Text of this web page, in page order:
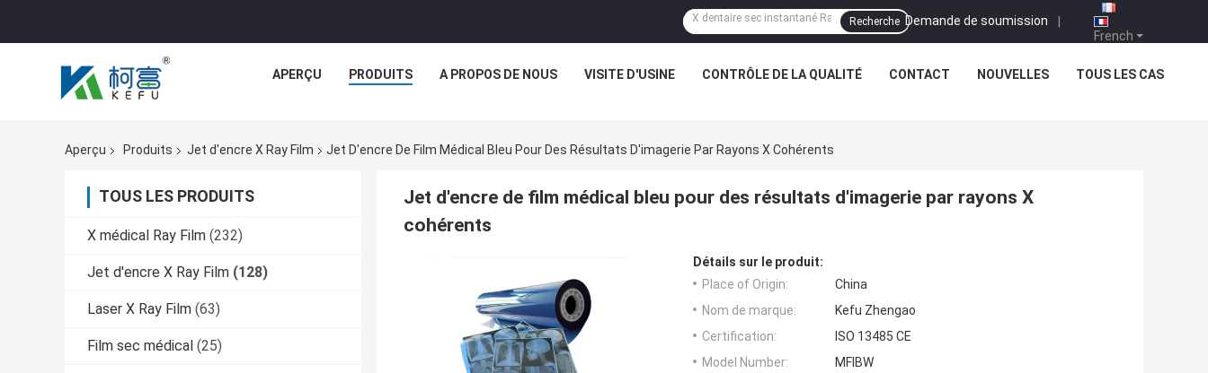
French
Demande de soumission |
Recherche
APERÇU PRODUITS A PROPOS DE NOUS VISITE D'USINE CONTRÔLE DE LA QUALITÉ CONTACT NOUVELLES TOUS LES CAS
Aperçu Produits Jet d'encre X Ray Film Jet D'encre De Film Médical Bleu Pour Des Résultats D'imagerie Par Rayons X Cohérents
TOUS LES PRODUITS
X médical Ray Film (232)
Jet d'encre X Ray Film (128)
Laser X Ray Film (63)
Film sec médical (25)
Jet d'encre de film médical bleu pour des résultats d'imagerie par rayons X
cohérents
Détails sur le produit:
Place of Origin:
China
Nom de marque:
Kefu Zhengao
Certification:
ISO 13485 CE
Model Number:
MFIBW